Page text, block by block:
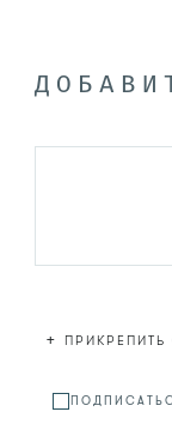
+ ПРИКРЕПИТЬ